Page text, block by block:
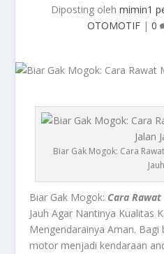
Diposting oleh mimin1
OTOMOTIF | 0
Biar Gak Mogok: Cara
Jauh
Biar Gak Mogok: Cara Rawat
Jauh Agar Nantinya Kualitas
Mengendarainya Aman. Bagi
motor menjadi kendaraan